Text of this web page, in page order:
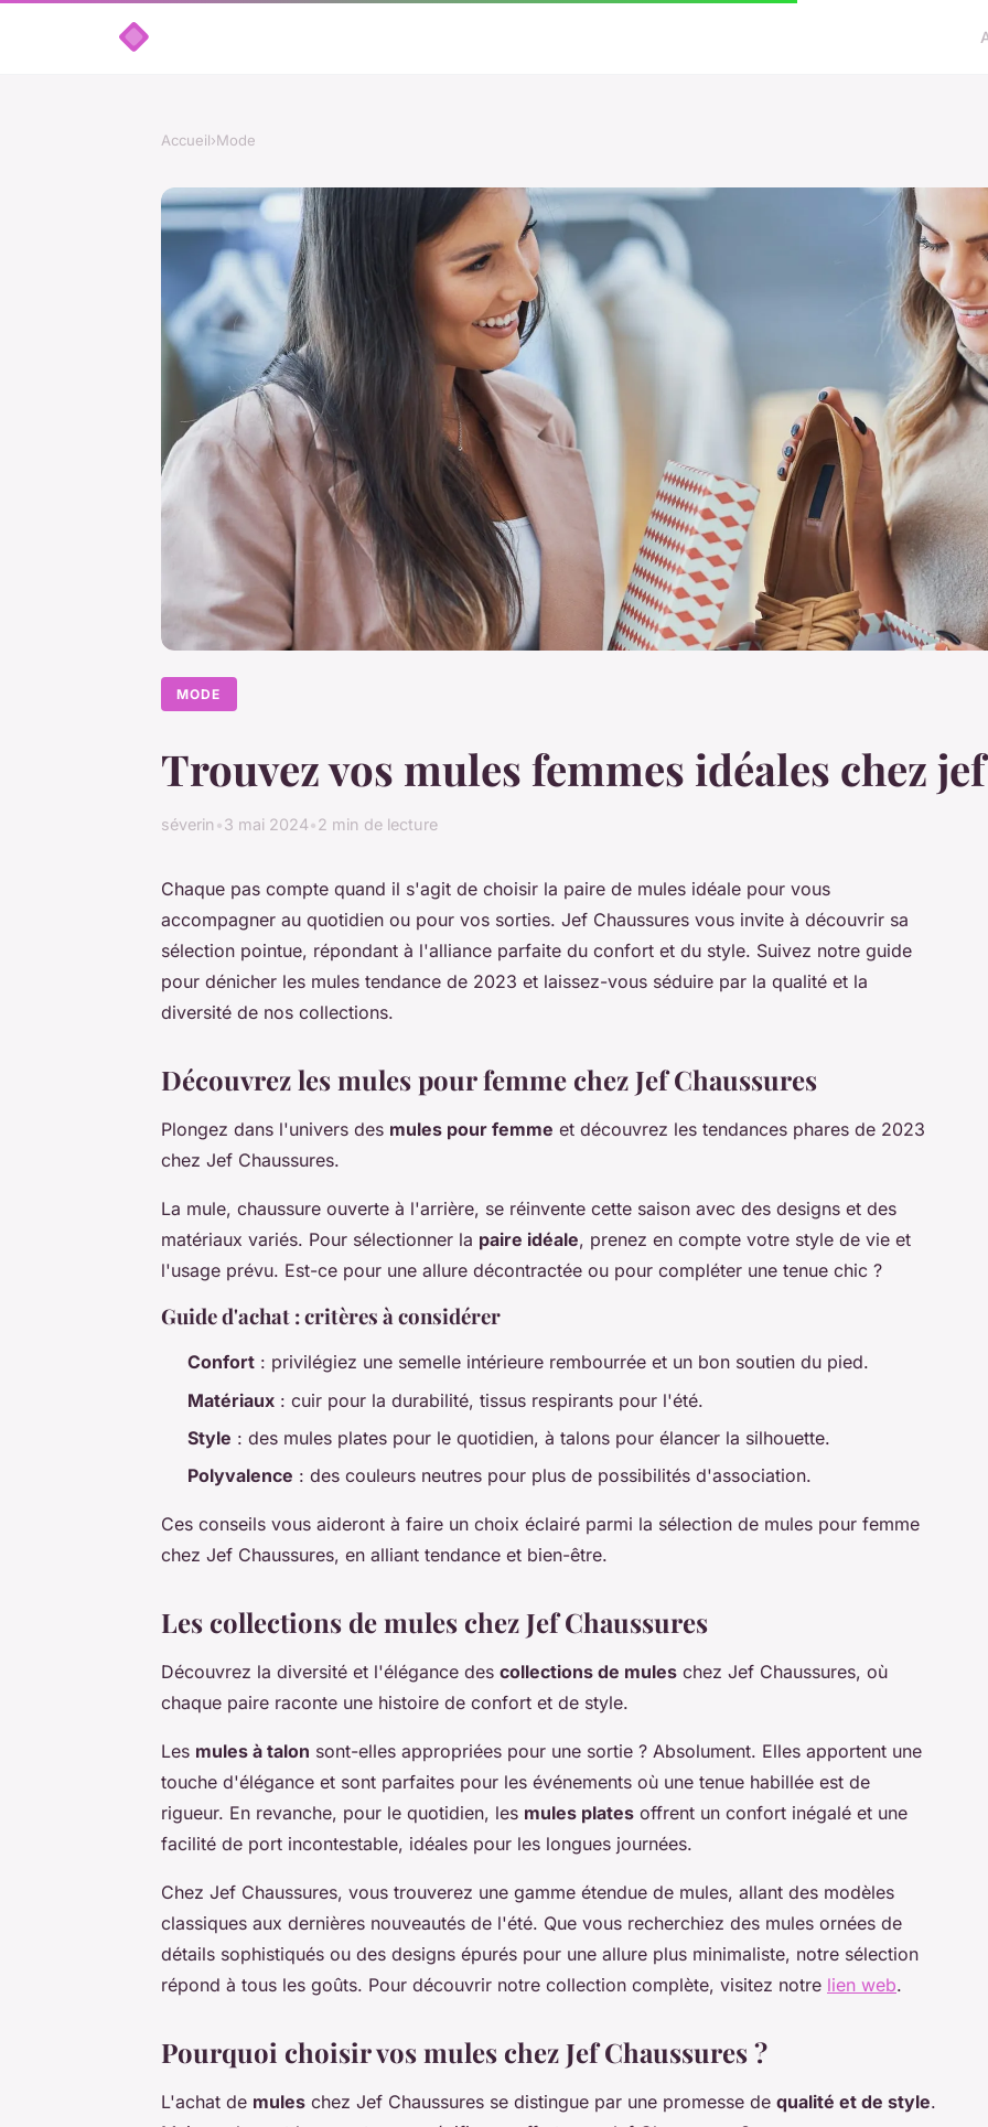
Accueil›Mode
MODE
Trouvez vos mules femmes idéales chez
séverin•3 mai 2024•2 min de lecture
Chaque pas compte quand il s'agit de choisir la paire de mules idéale pour vous
accompagner au quotidien ou pour vos sorties. Jef Chaussures vous invite à découvrir sa
sélection pointue, répondant à l'alliance parfaite du confort et du style. Suivez notre guide
pour dénicher les mules tendance de 2023 et laissez-vous séduire par la qualité et la
diversité de nos collections.
Découvrez les mules pour femme chez Jef Chaussures
Plongez dans l'univers des mules pour femme et découvrez les tendances phares de 2023
chez Jef Chaussures.
La mule, chaussure ouverte à l'arrière, se réinvente cette saison avec des designs et des
matériaux variés. Pour sélectionner la paire idéale, prenez en compte votre style de vie et
l'usage prévu. Est-ce pour une allure décontractée ou pour compléter une tenue chic ?
Guide d'achat : critères à considérer
Confort : privilégiez une semelle intérieure rembourrée et un bon soutien du pied.
Matériaux : cuir pour la durabilité, tissus respirants pour l'été.
Style : des mules plates pour le quotidien, à talons pour élancer la silhouette.
Polyvalence : des couleurs neutres pour plus de possibilités d'association.
Ces conseils vous aideront à faire un choix éclairé parmi la sélection de mules pour femme
chez Jef Chaussures, en alliant tendance et bien-être.
Les collections de mules chez Jef Chaussures
Découvrez la diversité et l'élégance des collections de mules chez Jef Chaussures, où
chaque paire raconte une histoire de confort et de style.
Les mules à talon sont-elles appropriées pour une sortie ? Absolument. Elles apportent une
touche d'élégance et sont parfaites pour les événements où une tenue habillée est de
rigueur. En revanche, pour le quotidien, les mules plates offrent un confort inégalé et une
facilité de port incontestable, idéales pour les longues journées.
Chez Jef Chaussures, vous trouverez une gamme étendue de mules, allant des modèles
classiques aux dernières nouveautés de l'été. Que vous recherchiez des mules ornées de
détails sophistiqués ou des designs épurés pour une allure plus minimaliste, notre sélection
répond à tous les goûts. Pour découvrir notre collection complète, visitez notre lien web.
Pourquoi choisir vos mules chez Jef Chaussures ?
L'achat de mules chez Jef Chaussures se distingue par une promesse de qualité et de style.